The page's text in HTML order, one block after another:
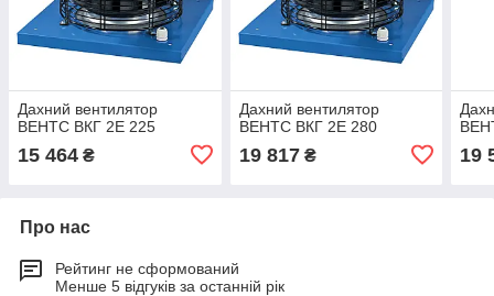
Дахний вентилятор
ВЕНТС ВКГ 2Е 225
15 464 ₴
Дахний вентилятор
ВЕНТС ВКГ 2Е 280
19 817₴ 19
Про нас
Рейтинг не сформований
Менше 5 відгуків за останній рік